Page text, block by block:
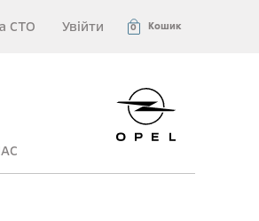
СТО Увійти 0 Кошик